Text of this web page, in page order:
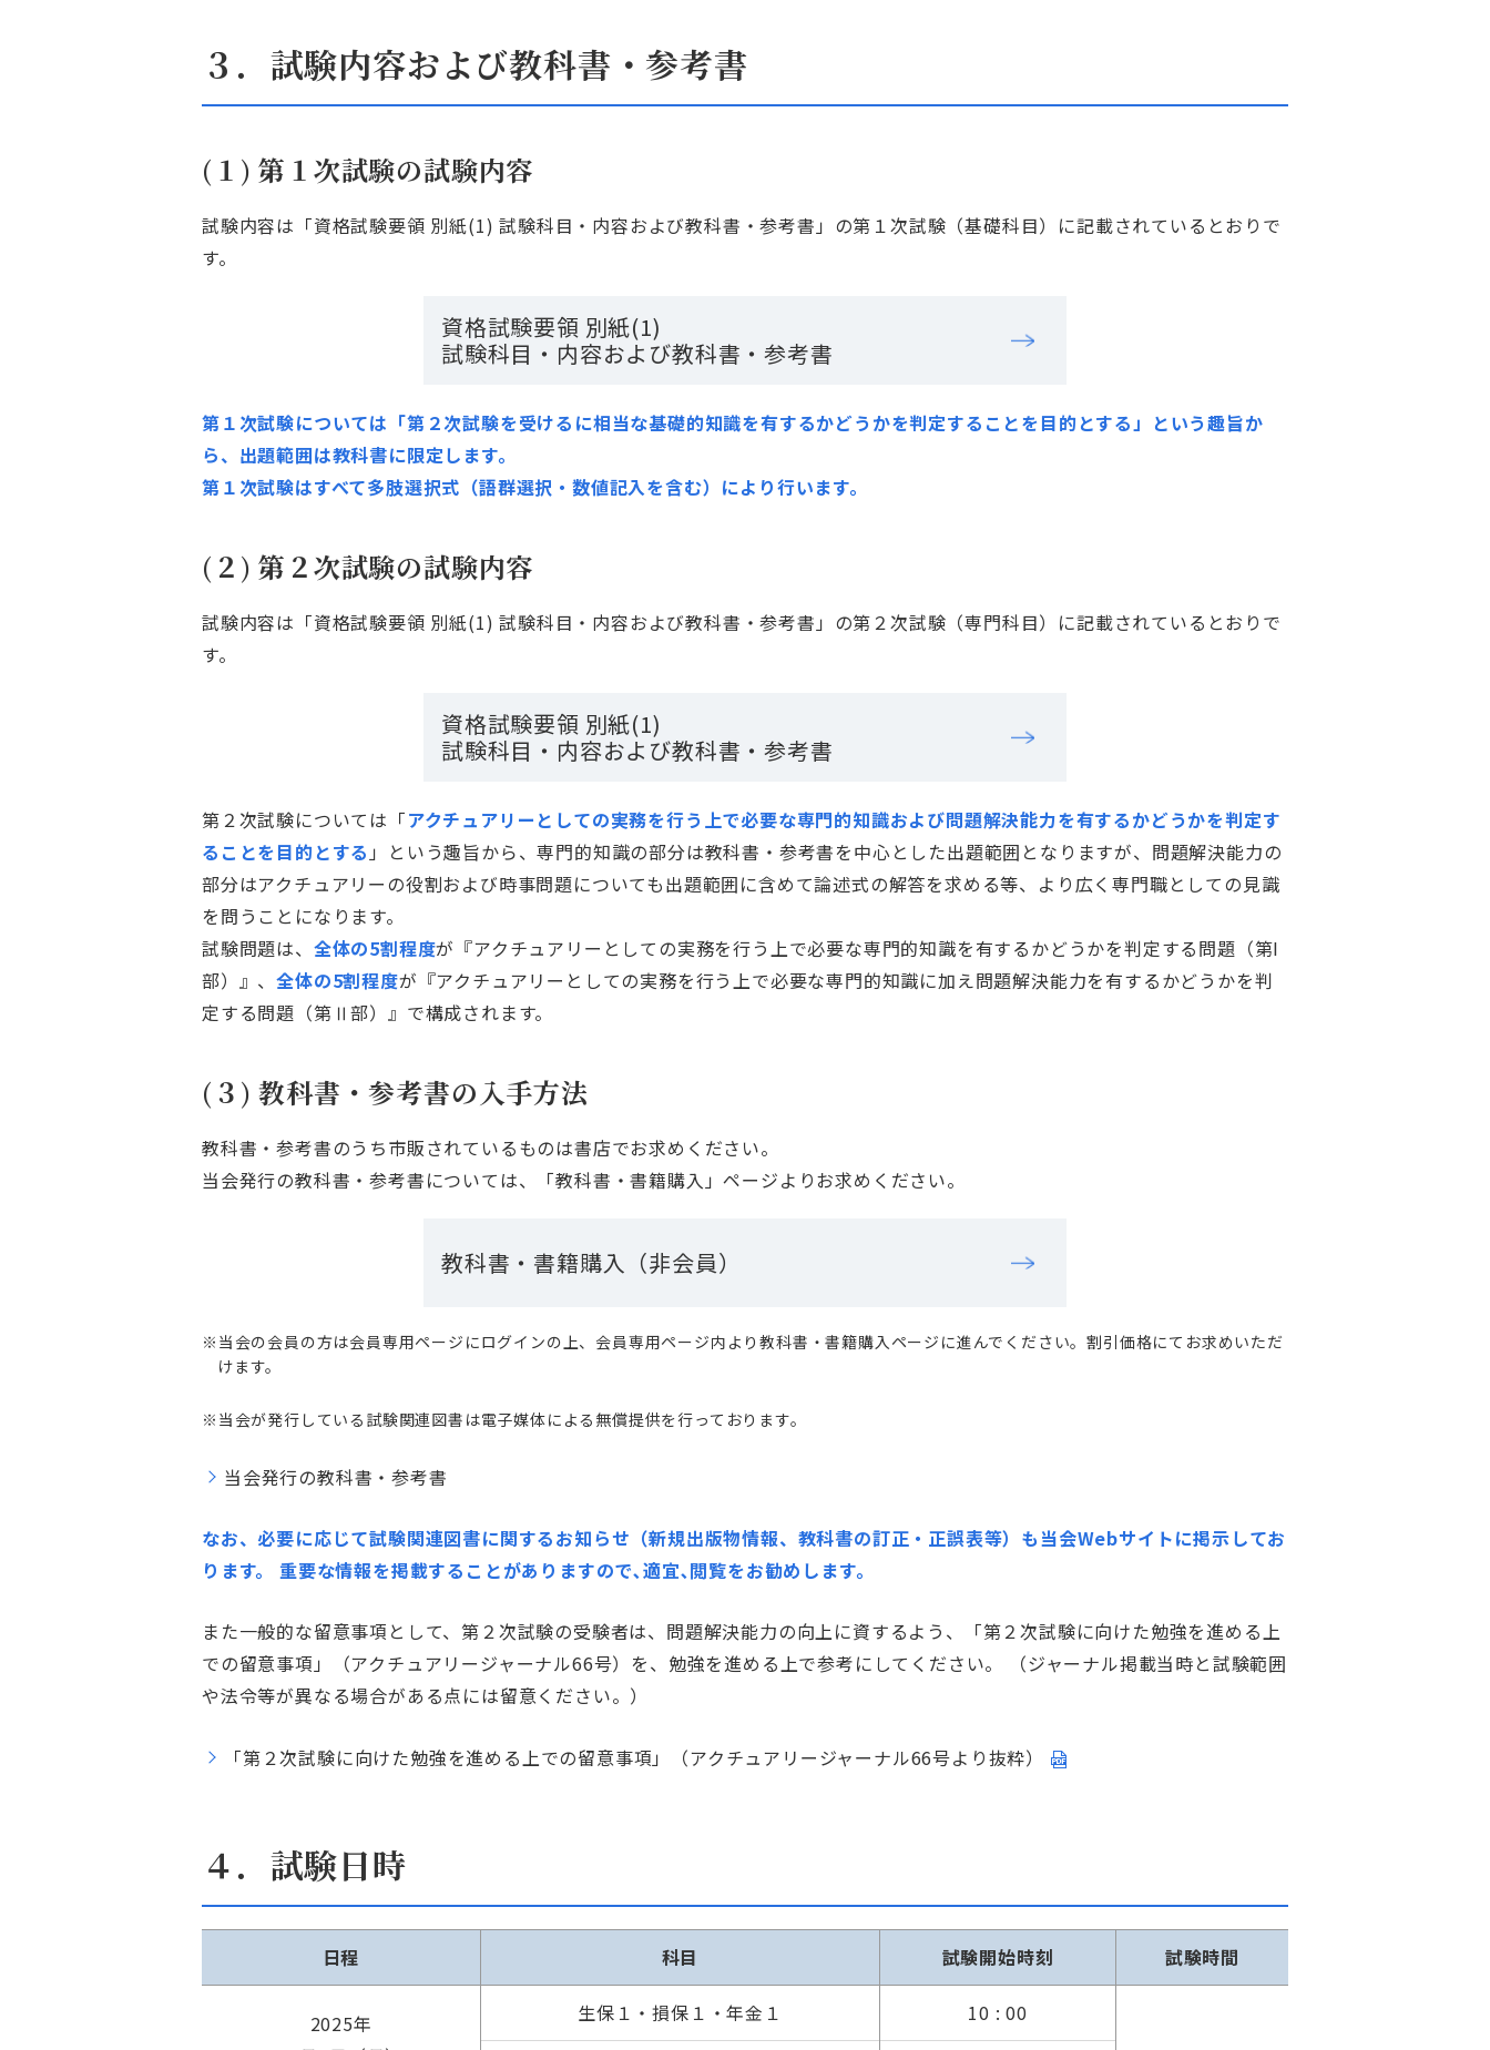
３．試験内容および教科書・参考書
(１) 第１次試験の試験内容
試験内容は「資格試験要領 別紙(1) 試験科目・内容および教科書・参考書」の第１次試験（基礎科目）に記載されているとおりで
す。
資格試験要領 別紙(1)
試験科目・内容および教科書・参考書
第１次試験については「第２次試験を受けるに相当な基礎的知識を有するかどうかを判定することを目的とする」という趣旨か
ら、出題範囲は教科書に限定します。
第１次試験はすべて多肢選択式（語群選択・数値記入を含む）により行います。
(２) 第２次試験の試験内容
試験内容は「資格試験要領 別紙(1) 試験科目・内容および教科書・参考書」の第２次試験（専門科目）に記載されているとおりで
す。
資格試験要領 別紙(1)
試験科目・内容および教科書・参考書
第２次試験については「アクチュアリーとしての実務を行う上で必要な専門的知識および問題解決能力を有するかどうかを判定す
ることを目的とする 」という趣旨から、専門的知識の部分は教科書・参考書を中心とした出題範囲となりますが、問題解決能力の
部分はアクチュアリーの役割および時事問題についても出題範囲に含めて論述式の解答を求める等、より広く専門職としての見識
を問うことになります。
試験問題は、 全体の5割程度が『アクチュアリーとしての実務を行う上で必要な専門的知識を有するかどうかを判定する問題（第I
部）』、全体の5割程度が『アクチュアリーとしての実務を行う上で必要な専門的知識に加え問題解決能力を有するかどうかを判
定する問題（第Ⅱ部）』で構成されます。
(３) 教科書・参考書の入手方法
教科書・参考書のうち市販されているものは書店でお求めください。
当会発行の教科書・参考書については、「教科書・書籍購入」ページよりお求めください。
教科書・書籍購入（非会員）
※当会の会員の方は会員専用ページにログインの上、会員専用ページ内より教科書・書籍購入ページに進んでください。割引価格にてお求めいただ
けます。
※当会が発行している試験関連図書は電子媒体による無償提供を行っております。
当会発行の教科書・参考書
なお、必要に応じて試験関連図書に関するお知らせ（新規出版物情報、教科書の訂正・正誤表等）も当会Webサイトに掲示してお
ります。 重要な情報を掲載することがありますので､適宜､閲覧をお勧めします。
また一般的な留意事項として、第２次試験の受験者は、問題解決能力の向上に資するよう、「第２次試験に向けた勉強を進める上
での留意事項」（アクチュアリージャーナル66号）を、勉強を進める上で参考にしてください。 （ジャーナル掲載当時と試験範囲
や法令等が異なる場合がある点には留意ください。）
「第２次試験に向けた勉強を進める上での留意事項」（アクチュアリージャーナル66号より抜粋）
４．試験日時
日程 科目 試験開始時刻 試験時間
2025年
生保１・損保１・年金１ 10 : 00